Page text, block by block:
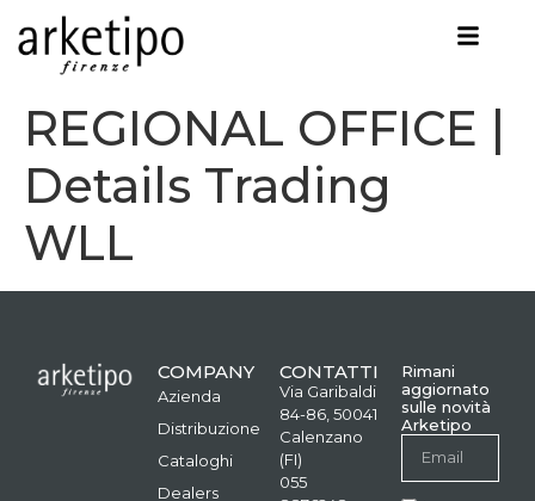
REGIONAL OFFICE |
Details Trading
WLL
COMPANY
Azienda
Distribuzione
Cataloghi
Dealers
CONTATTI
Via Garibaldi
84-86, 50041
Calenzano
(FI)
055
Rimani
aggiornato
sulle novità
Arketipo